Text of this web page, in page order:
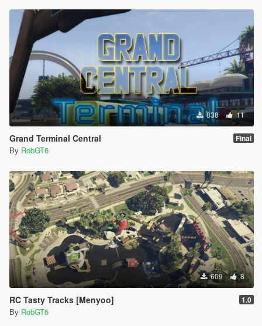
838 11
Grand Terminal Central Final
By RobGT6
609 8
RC Tasty Tracks [Menyoo] 1.0
By RobGT6